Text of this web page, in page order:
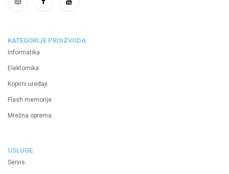
KATEGORIJE PROIZVODA
Informatika
Elektornika
Kopirni uređaji
Flash memorije
Mrežna oprema
USLUGE
Servis